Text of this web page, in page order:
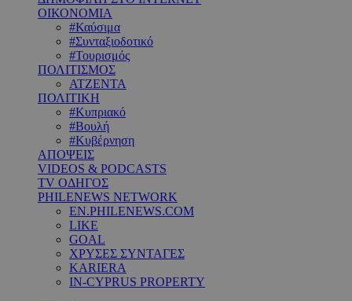
ΟΙΚΟΝΟΜΙΑ
#Καύσιμα
#Συνταξιοδοτικό
#Τουρισμός
ΠΟΛΙΤΙΣΜΟΣ
ΑΤΖΕΝΤΑ
ΠΟΛΙΤΙΚΗ
#Κυπριακό
#Βουλή
#Κυβέρνηση
ΑΠΟΨΕΙΣ
VIDEOS & PODCASTS
TV ΟΔΗΓΟΣ
PHILENEWS NETWORK
EN.PHILENEWS.COM
LIKE
GOAL
ΧΡΥΣΕΣ ΣΥΝΤΑΓΕΣ
KARIERA
IN-CYPRUS PROPERTY